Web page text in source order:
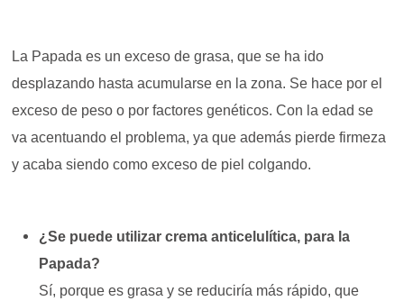
La Papada es un exceso de grasa, que se ha ido
desplazando hasta acumularse en la zona. Se hace por el
exceso de peso o por factores genéticos. Con la edad se
va acentuando el problema, ya que además pierde firmeza
y acaba siendo como exceso de piel colgando.
¿Se puede utilizar crema anticelulítica, para la
Papada?
Sí, porque es grasa y se reduciría más rápido, que